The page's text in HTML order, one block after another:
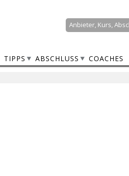
Suche
TIPPS ABSCHLUSS COACHES